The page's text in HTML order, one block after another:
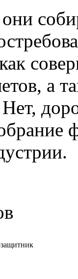
а